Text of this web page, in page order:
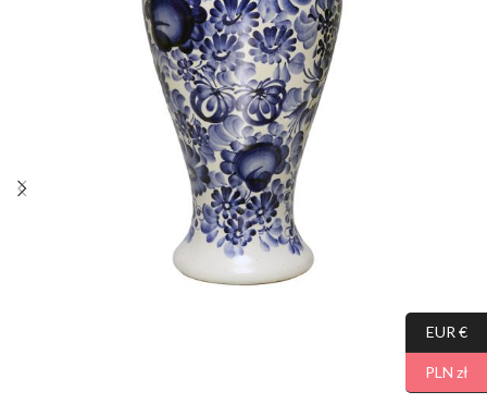
EUR €
PLN zł